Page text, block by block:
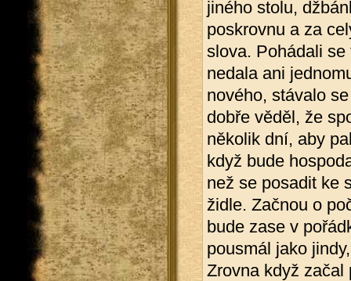
jiného stolu,
poskrovnu a za
slova. Pohádali
nedala ani
nového, stávalo
dobře věděl, že
několik dní, aby
když bude
než se posadit ke
židle. Začnou o
bude zase v
pousmál jako
Zrovna když začal